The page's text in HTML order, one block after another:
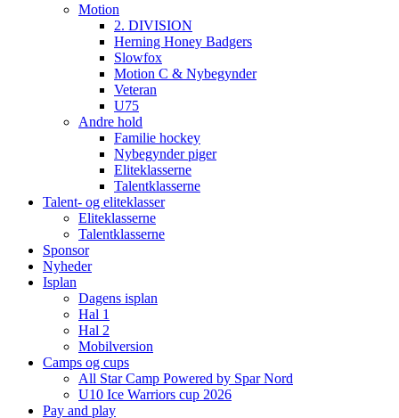
Motion
2. DIVISION
Herning Honey Badgers
Slowfox
Motion C & Nybegynder
Veteran
U75
Andre hold
Familie hockey
Nybegynder piger
Eliteklasserne
Talentklasserne
Talent- og eliteklasser
Eliteklasserne
Talentklasserne
Sponsor
Nyheder
Isplan
Dagens isplan
Hal 1
Hal 2
Mobilversion
Camps og cups
All Star Camp Powered by Spar Nord
U10 Ice Warriors cup 2026
Pay and play